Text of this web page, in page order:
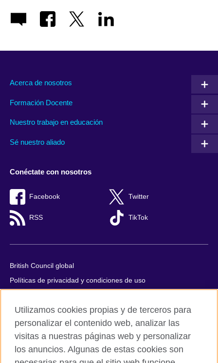
Acerca de nosotros
Formación Docente
Nuestro trabajo en educación
Sé nuestro aliado
Conéctate con nosotros
Facebook Twitter
RSS TikTok
British Council global
Políticas de privacidad y condiciones de uso
Cookies
Quejas y comentarios
Mapa del sitio
Utilizamos cookies propias y de terceros para
personalizar el contenido web, analizar las
visitas a nuestras páginas web y personalizar
los anuncios. Algunas de estas cookies son